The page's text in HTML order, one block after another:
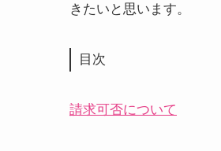
きたいと思います。
目次
請求可否について